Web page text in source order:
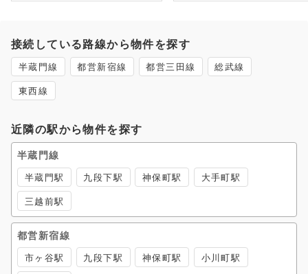
接続している路線から物件を探す
半蔵門線 都営新宿線 都営三田線 総武線
東西線
近隣の駅から物件を探す
半蔵門線
半蔵門駅 九段下駅 神保町駅 大手町駅
三越前駅
都営新宿線
市ヶ谷駅 九段下駅 神保町駅 小川町駅